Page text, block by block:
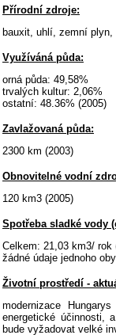
Přírodní zdroje:
bauxit, uhlí, zemní plyn,
Využíváná půda:
orná půda: 49,58%
trvalých kultur: 2,06%
ostatní: 48.36% (2005)
Zavlažovaná půda:
2300 km (2003)
Obnovitelné vodní
120 km3 (2005)
Spotřeba sladké vody
Celkem: 21,03 km3/
žádné údaje jednoho
Životní prostředí -
modernizace
energetické účinnosti,
bude vyžadovat velké